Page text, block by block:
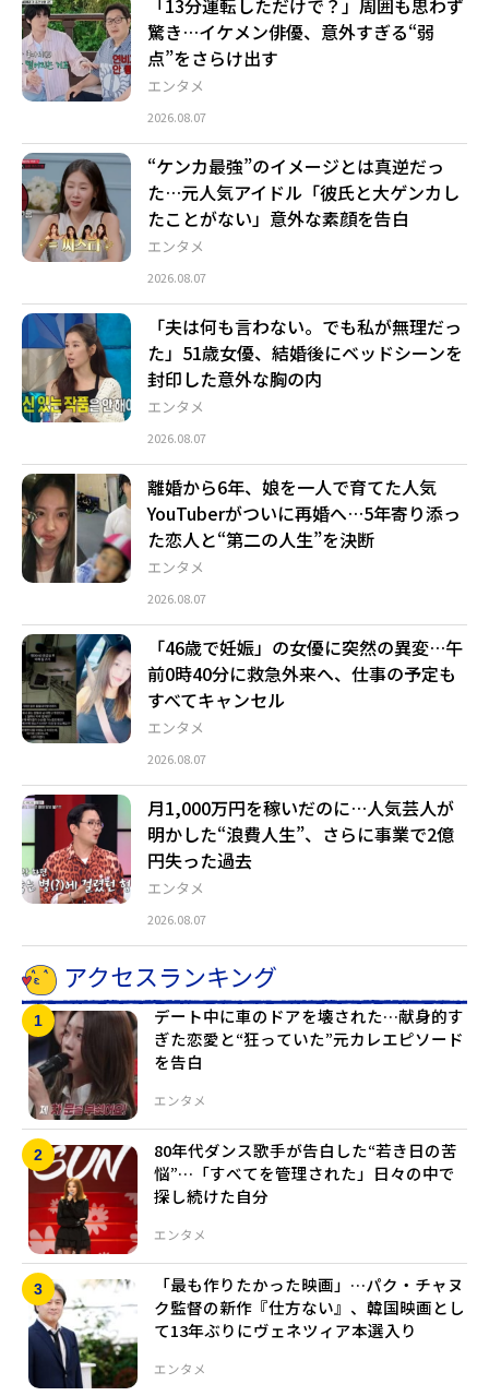
エンタメ
「13分運転しただけで？」周囲も思わず
驚き…イケメン俳優、意外すぎる“弱
点”をさらけ出す
2026.08.07
エンタメ
“ケンカ最強”のイメージとは真逆だっ
た…元人気アイドル「彼氏と大ゲンカし
たことがない」意外な素顔を告白
2026.08.07
エンタメ
「夫は何も言わない。でも私が無理だっ
た」51歳女優、結婚後にベッドシーンを
封印した意外な胸の内
2026.08.07
エンタメ
離婚から6年、娘を一人で育てた人気
YouTuberがついに再婚へ…5年寄り添っ
た恋人と“第二の人生”を決断
2026.08.07
エンタメ
「46歳で妊娠」の女優に突然の異変…午
前0時40分に救急外来へ、仕事の予定も
すべてキャンセル
2026.08.07
エンタメ
月1,000万円を稼いだのに…人気芸人が
明かした“浪費人生”、さらに事業で2億
円失った過去
2026.08.07
アクセスランキング
エンタメ
デート中に車のドアを壊された…献身的す
ぎた恋愛と“狂っていた”元カレエピソード
を告白
エンタメ
80年代ダンス歌手が告白した“若き日の苦
悩”…「すべてを管理された」日々の中で
探し続けた自分
エンタメ
「最も作りたかった映画」…パク・チャヌ
ク監督の新作『仕方ない』、韓国映画とし
て13年ぶりにヴェネツィア本選入り